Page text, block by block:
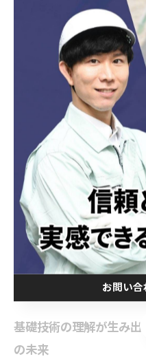
よる現場の空撮や3Dレ
タの取得は、正確な現況
工計画の迅速化につなが
械やロボット技術の活用
業を減らし、作業員の安
さらに、IoTセンサーを
の健全性チェックも普及
常検知が可能となってい
の労働環境を改善すると
を大幅に低減し、品質管
土木技術者に求められる
く理解し、適切に活用す
習得が今後ますます重要
基礎技術の理解が生み
の未来
お問い
お問い